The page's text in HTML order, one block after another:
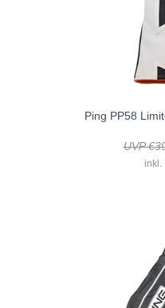
Ping PP58
UVP
inkl.